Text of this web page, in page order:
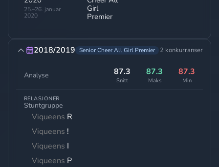
25.–26. januar
2020
Girl
Premier
2018/2019 Senior Cheer All Girl Premier 2 konkurranser
Analyse 87.3
Snitt
87.3
Maks
87.3
Min
RELASJONER
Stuntgruppe
Viqueens R
Viqueens !
Viqueens I
Viqueens P